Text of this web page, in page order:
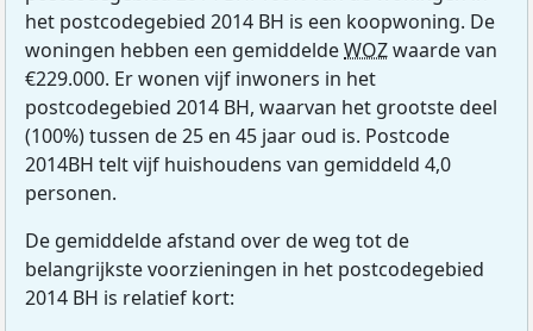
het postcodegebied 2014 BH is een koopwoning. De
woningen hebben een gemiddeldeWOZwaarde van
€229.000. Er wonen vijf inwoners in het
postcodegebied 2014 BH, waarvan het grootste deel
(100%) tussen de 25 en 45 jaar oud is. Postcode
2014BH telt vijf huishoudens van gemiddeld 4,0
personen.
De gemiddelde afstand over de weg tot de
belangrijkste voorzieningen in het postcodegebied
2014 BH is relatief kort: